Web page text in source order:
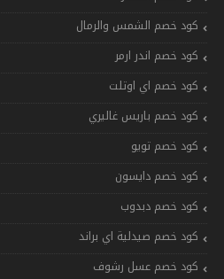
كود خصم الشمس والرمال
كود خصم اندر ارمر
كود خصم اي اوتلت
كود خصم باريس غاليري
كود خصم تويو
كود خصم دايسون
كود خصم دبدوب
كود خصم صيدلية اي براند
كود خصم عسل رشوف